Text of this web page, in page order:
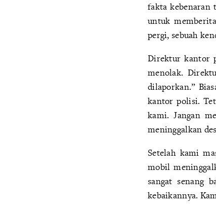
fakta kebenaran
untuk
pergi, sebuah
Direktur kantor
menolak.
dilaporkan.”
kantor polisi.
kami. Jangan
meninggalkan
Setelah kami
mobil
sangat senang
kebaikannya.